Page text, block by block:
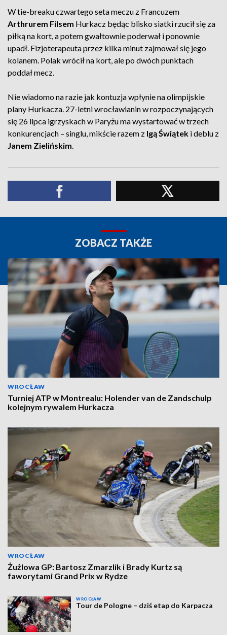
W tie-breaku czwartego seta meczu z Francuzem
Arthrurem Filsem Hurkacz będąc blisko siatki rzucił się za
piłką na kort, a potem gwałtownie poderwał i ponownie
upadł. Fizjoterapeuta przez kilka minut zajmował się jego
kolanem. Polak wrócił na kort, ale po dwóch punktach
poddał mecz.
Nie wiadomo na razie jak kontuzja wpłynie na olimpijskie
plany Hurkacza. 27-letni wrocławianin w rozpoczynających
się 26 lipca igrzyskach w Paryżu ma wystartować w trzech
konkurencjach – singlu, mikście razem z Igą Świątek i deblu z
Janem Zielińskim.
ZOBACZ TAKŻE
WROCŁAW
Turniej ATP w Montrealu: Holender van de Zandschulp
kolejnym rywalem Hurkacza
WROCŁAW
Żużlowa GP: Bartosz Zmarzlik i Brady Kurtz są
faworytami Grand Prix w Rydze
WROCŁAW
Tour de Pologne – dziś etap do Karpacza